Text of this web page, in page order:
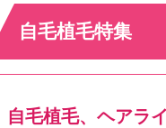
自毛植毛特集
自毛植毛、ヘアラ